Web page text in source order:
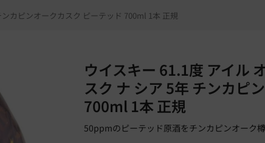
カピンオークカスク ピーテッド 700ml 1本 正規
ウイスキー 61.1度 アイル
スク ナ シア 5年 チンカピ
700ml 1本 正規
50ppmのピーテッド原酒をチンカピンオーク